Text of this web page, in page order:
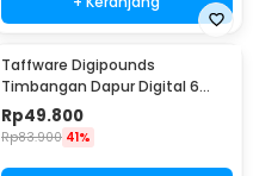
Taffware Digipounds
Timbangan Dapur Digital 6
Satuan 1kg 0.1g - i2000
Rp49.800
Rp83.900 41%